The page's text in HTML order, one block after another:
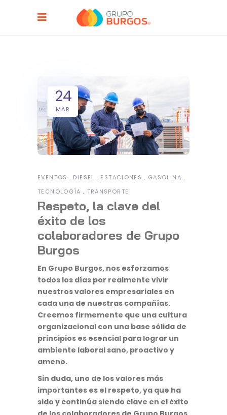
24
MAR
EVENTOS DIESEL ESTACIONES
GASOLINA
TECNOLOGÍA
TRANSPORTE
Respeto, la clave del
éxito de los
colaboradores de Grupo
Burgos
En Grupo Burgos, nos esforzamos
todos los días por realmente vivir
nuestros valores empresariales en
cada una de nuestras compañías.
Creemos firmemente que una cultura
organizacional con una base sólida de
principios es esencial para lograr un
ambiente laboral sano, proactivo y
ameno.
Sin duda, uno de los valores más
importantes es el respeto, ya que ha
sido y continúa siendo clave en el éxito